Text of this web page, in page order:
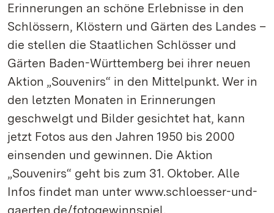
Erinnerungen an schöne Erlebnisse in den
Schlössern, Klöstern und Gärten des Landes –
die stellen die Staatlichen Schlösser und
Gärten Baden-Württemberg bei ihrer neuen
Aktion „Souvenirs“ in den Mittelpunkt. Wer in
den letzten Monaten in Erinnerungen
geschwelgt und Bilder gesichtet hat, kann
jetzt Fotos aus den Jahren 1950 bis 2000
einsenden und gewinnen. Die Aktion
„Souvenirs“ geht bis zum 31. Oktober. Alle
Infos findet man unter www.schloesser-und-
gaerten.de/fotogewinnspiel.